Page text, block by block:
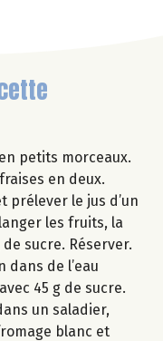
petits morceaux.
en deux.
prélever le jus d’un
les fruits, la
sucre. Réserver.
dans de l’eau
45 g de sucre.
un saladier,
blanc et